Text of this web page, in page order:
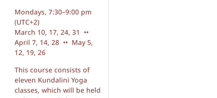
Mondays, 7:30–9:00 pm
(UTC+2)
March 10, 17, 24, 31 ••
April 7, 14, 28 •• May 5,
12, 19, 26
This course consists of
eleven Kundalini Yoga
classes, which will be held